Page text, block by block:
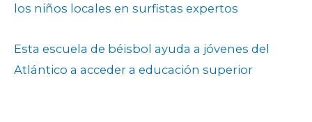
los niños locales en surfistas expertos
Esta escuela de béisbol ayuda a jóvenes del
Atlántico a acceder a educación superior